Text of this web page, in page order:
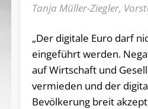
Tanja Müller-Ziegler,
„Der digitale Euro darf
eingeführt werden.
auf Wirtschaft und
vermieden und der
Bevölkerung breit